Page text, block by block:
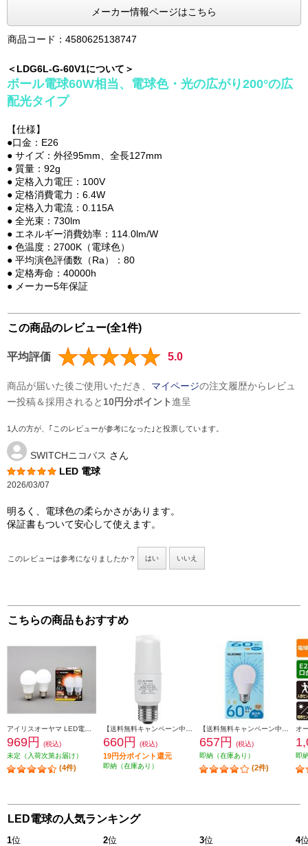
メーカー情報ページはこちら
商品コード：4580625138747
＜LDG6L-G-60V1について＞
ボール電球60W相当、電球色・光の広がり200°の広
配光タイプ
【仕様】
●口金：E26
● サイズ：外径95mm、全長127mm
● 質量：92g
● 定格入力電圧：100V
● 定格消費電力：6.4W
● 定格入力電流：0.115A
● 全光束：730lm
● エネルギー消費効率：114.0lm/W
● 色温度：2700K（電球色）
● 平均演色評価数（Ra）：80
● 定格寿命：40000h
● メーカー5年保証
この商品のレビュー(全1件)
平均評価 5.0
商品が届いた後ご使用いただき、 マイページの注文履歴からレビュ
ー投稿＆採用されると 10円分ポイント進呈
1人の方が、｢このレビューが参考になった｣と投票しています。
SWITCHニコバス さん
LED 電球
2026/03/07
明るく、電球色の柔らかさがあります。
保証書もついて安心して使えます。
このレビューは参考になりましたか？ はい いいえ
こちらの商品もおすすめ
969円
(税込)
未定（入荷次第お届け）
(4件)
660円 (税込)
19円分ポイント還元
即納（在庫あり）
657円
(税込)
即納（在庫あり）
(2件)
即
LED電球の人気ランキング
1位 2位 3位 4